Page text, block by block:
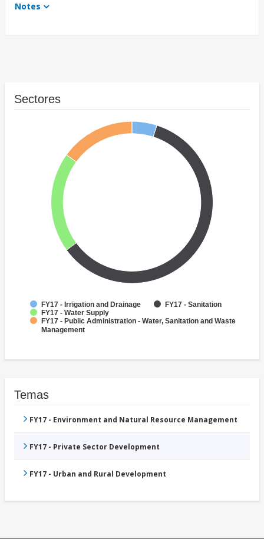
Notes
Sectores
FY17 - Irrigation and Drainage
FY17 - Sanitation
FY17 - Water Supply
FY17 - Public Administration - Water, Sanitation and Waste
Management
Temas
FY17 - Environment and Natural Resource Management
FY17 - Private Sector Development
FY17 - Urban and Rural Development